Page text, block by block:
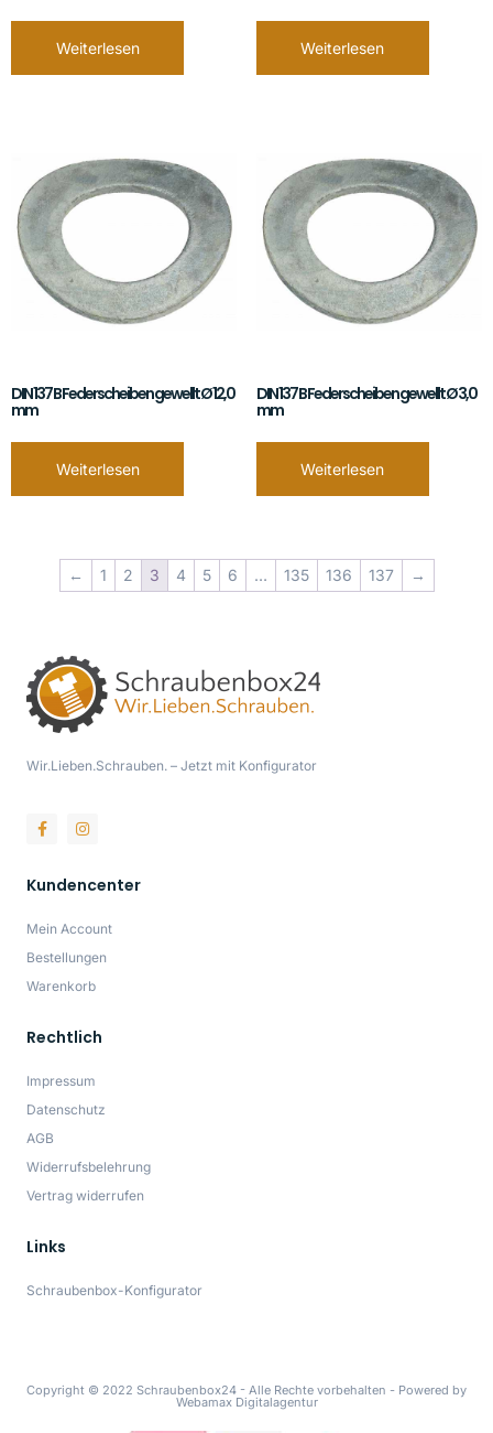
Weiterlesen Weiterlesen
DIN 137 B Federscheiben gewellt Ø 12,0
mm
Weiterlesen
DIN 137 B Federscheiben gewellt Ø 3,0
mm
Weiterlesen
← 1 2 3 4 5 6 … 135 136 137 →
Wir.Lieben.Schrauben. – Jetzt mit Konfigurator
Kundencenter
Mein Account
Bestellungen
Warenkorb
Rechtlich
Impressum
Datenschutz
AGB
Widerrufsbelehrung
Vertrag widerrufen
Links
Schraubenbox-Konfigurator
Copyright © 2022 Schraubenbox24 - Alle Rechte vorbehalten - Powered by
Webamax Digitalagentur